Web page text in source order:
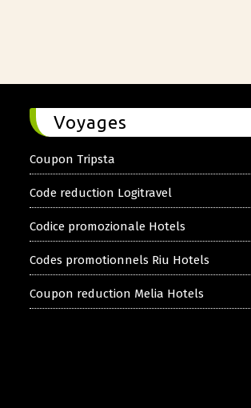
Voyages
Coupon Tripsta
Code reduction Logitravel
Codice promozionale Hotels
Codes promotionnels Riu Hotels
Coupon reduction Melia Hotels